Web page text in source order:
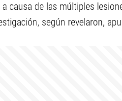
causa de las múltiples
según revelaron,